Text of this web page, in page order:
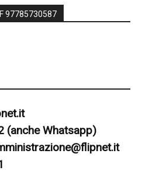
Eventi
formazione
97785730587
(anche Whatsapp)